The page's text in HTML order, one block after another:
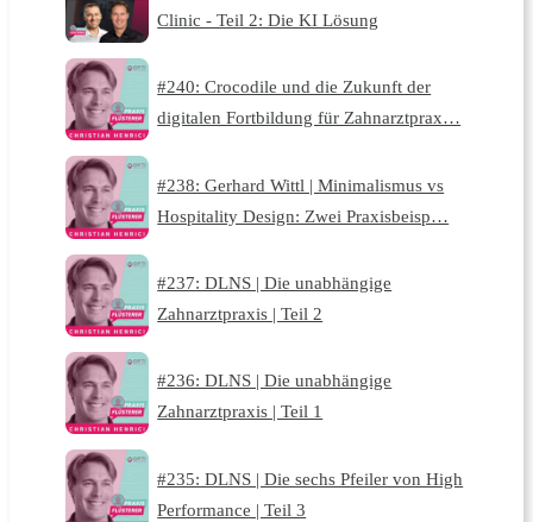
Clinic - Teil 2: Die KI Lösung
#240: Crocodile und die Zukunft der
digitalen Fortbildung für Zahnarztprax…
#238: Gerhard Wittl | Minimalismus vs
Hospitality Design: Zwei Praxisbeisp…
#237: DLNS | Die unabhängige
Zahnarztpraxis | Teil 2
#236: DLNS | Die unabhängige
Zahnarztpraxis | Teil 1
#235: DLNS | Die sechs Pfeiler von High
Performance | Teil 3